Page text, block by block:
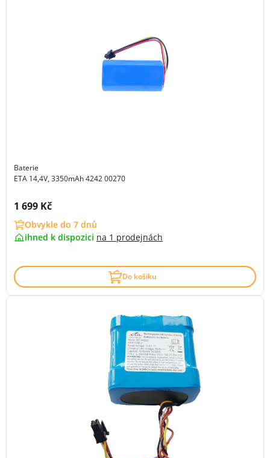
Baterie
ETA 14,4V, 3350mAh 4242 00270
Cena s DPH:
1 699 Kč
Obvykle do 7 dnů
ihned k dispozici na 1 prodejnách
Do košíku